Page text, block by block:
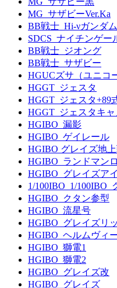
MG_サザビーVer.Ka
BB戦士_Hi-νガンダム
SDCS_ナイチンゲー
BB戦士_ジオング
BB戦士_サザビー
HGUCズサ（ユニコ
HGGT_ジェスタ
HGGT_ジェスタ+89
HGGT_ジェスタキャ
HGIBO_漏影
HGIBO_ゲイレール
HGIBO グレイズ地
HGIBO_ランドマン
HGIBO_グレイズア
1/100IBO_1/
HGIBO_クタン参型
HGIBO_流星号
HGIBO_グレイズリ
HGIBO_ヘルムヴィ
HGIBO_獅電1
HGIBO_獅電2
HGIBO_グレイズ改
HGIBO_グレイズ